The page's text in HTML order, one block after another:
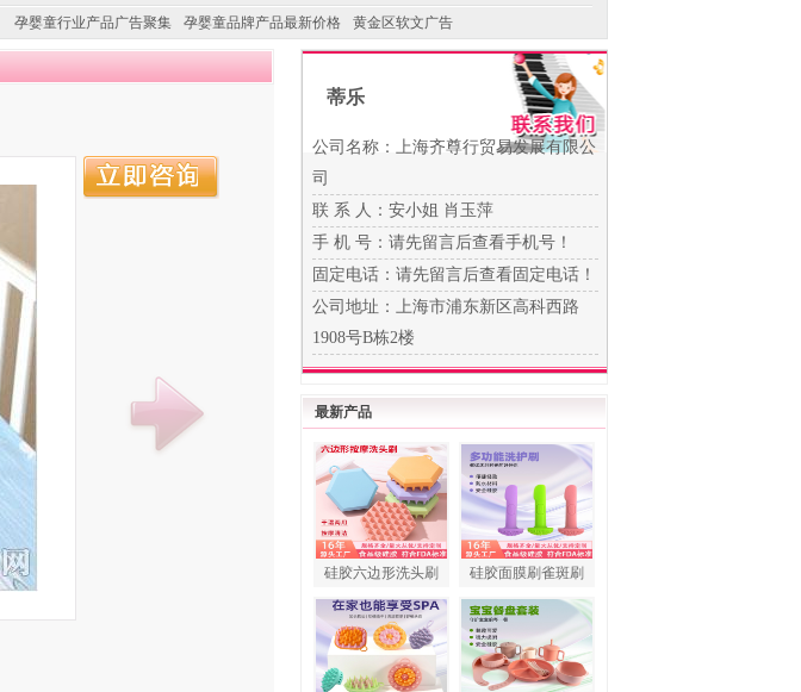
孕婴童行业产品广告聚集 孕婴童品牌产品最新价格 黄金区软文广告
蒂乐
公司名称：上海齐尊行贸易发展有限公
司
联 系 人：安小姐 肖玉萍
手 机 号： 请先留言后查看手机号！
固定电话： 请先留言后查看固定电话！
公司地址：上海市浦东新区高科西路
1908号B栋2楼
最新产品
硅胶六边形洗头刷 硅胶面膜刷雀斑刷